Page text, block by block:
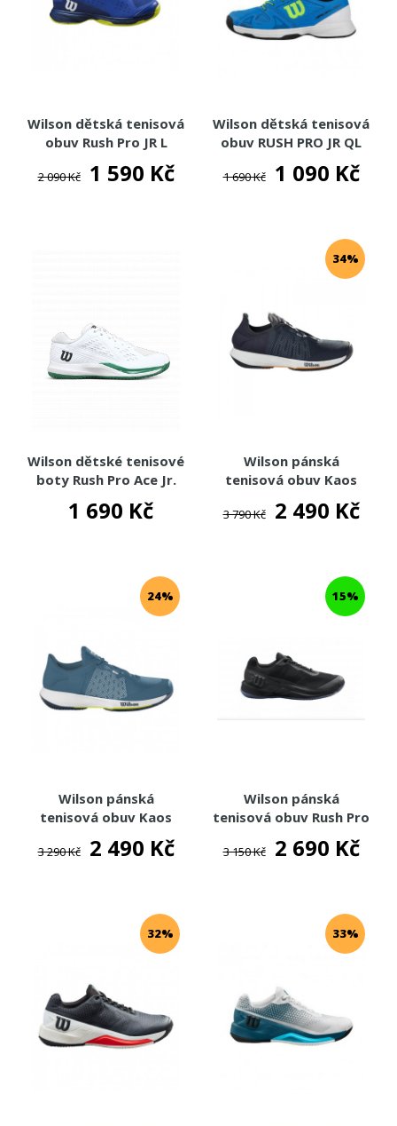
Wilson dětská tenisová
obuv Rush Pro JR L
2 090 Kč 1 590 Kč
Wilson dětská tenisová
obuv RUSH PRO JR QL
1 690 Kč 1 090 Kč
Wilson dětské tenisové
boty Rush Pro Ace Jr.
1 690 Kč
34%
Wilson pánská
tenisová obuv Kaos
3 790 Kč 2 490 Kč
24%
Wilson pánská
tenisová obuv Kaos
3 290 Kč 2 490 Kč
15%
Wilson pánská
tenisová obuv Rush Pro
3 150 Kč 2 690 Kč
32% 33%